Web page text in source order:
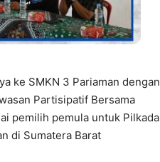
ke SMKN 3 Pariaman dengan
Partisipatif Bersama
pemilih pemula untuk Pilkada
di Sumatera Barat